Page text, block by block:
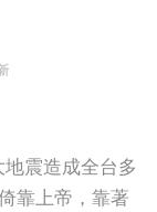
震造成全台多
靠上帝，靠著